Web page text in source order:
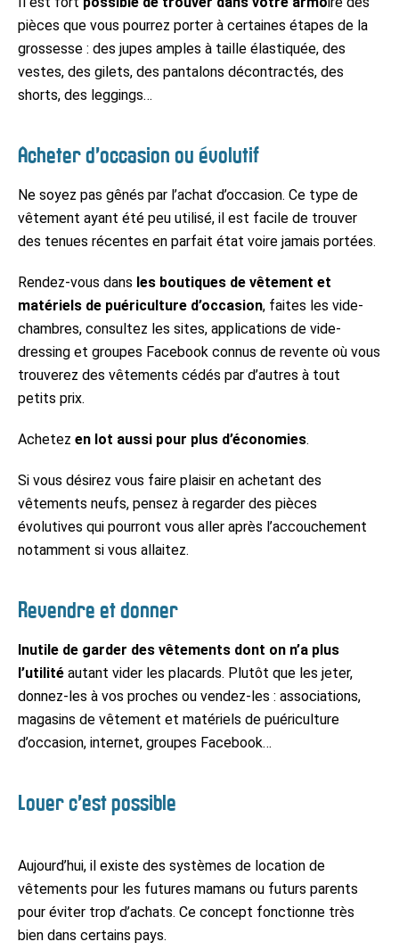
pièces que vous pourrez porter à certaines étapes de la
grossesse : des jupes amples à taille élastiquée, des
vestes, des gilets, des pantalons décontractés, des
shorts, des leggings…
Acheter d’occasion ou évolutif
Ne soyez pas gênés par l’achat d’occasion. Ce type de
vêtement ayant été peu utilisé, il est facile de trouver
des tenues récentes en parfait état voire jamais portées.
Rendez-vous dans les boutiques de vêtement et
matériels de puériculture d’occasion, faites les vide-
chambres, consultez les sites, applications de vide-
dressing et groupes Facebook connus de revente où vous
trouverez des vêtements cédés par d’autres à tout
petits prix.
Achetez en lot aussi pour plus d’économies.
Si vous désirez vous faire plaisir en achetant des
vêtements neufs, pensez à regarder des pièces
évolutives qui pourront vous aller après l’accouchement
notamment si vous allaitez.
Revendre et donner
Inutile de garder des vêtements dont on n’a plus
l’utilité autant vider les placards. Plutôt que les jeter,
donnez-les à vos proches ou vendez-les : associations,
magasins de vêtement et matériels de puériculture
d’occasion, internet, groupes Facebook…
Louer c’est possible
Aujourd’hui, il existe des systèmes de location de
vêtements pour les futures mamans ou futurs parents
pour éviter trop d’achats. Ce concept fonctionne très
bien dans certains pays.